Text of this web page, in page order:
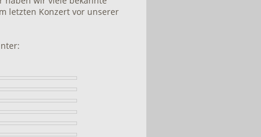
letzten Konzert vor unserer